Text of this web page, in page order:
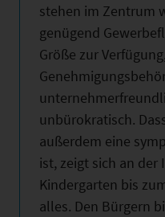
stehen im Zentrum
genügend
Größe zur
unbürokratisch.
außerdem eine
ist, zeigt sich an der
Kindergarten bis
alles. Den Bürgern